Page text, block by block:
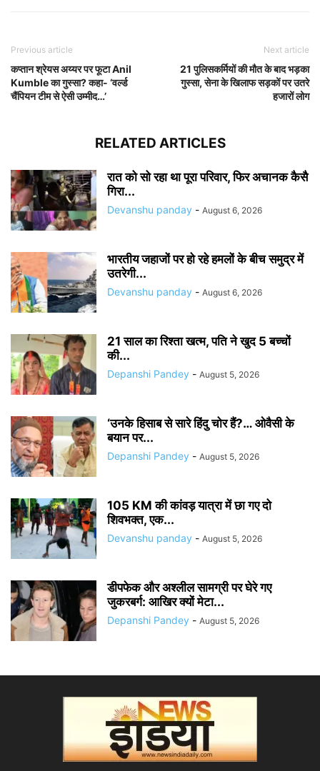
Previous article
कप्तान श्रेयस अय्यर पर फूटा Anil
Kumble का गुस्सा? कहा- ‘वर्ल्ड
चैंपियन टीम से ऐसी उम्मीद…’
Next article
21 पुलिसकर्मियों की मौत के बाद भड़का
गुस्सा, सेना के खिलाफ सड़कों पर उतरे
हजारों लोग
RELATED ARTICLES
रात को सो रहा था पूरा परिवार, फिर अचानक कैसै
गिरा...
Devanshu panday - August 6, 2026
भारतीय जहाजों पर हो रहे हमलों के बीच समुद्र में
उतरेगी...
Devanshu panday - August 6, 2026
21 साल का रिश्ता खत्म, पति ने खुद 5 बच्चों
की...
Depanshi Pandey - August 5, 2026
‘उनके हिसाब से सारे हिंदु चोर हैं?… ओवैसी के
बयान पर...
Depanshi Pandey - August 5, 2026
105 KM की कांवड़ यात्रा में छा गए दो
शिवभक्त, एक...
Devanshu panday - August 5, 2026
डीपफेक और अश्लील सामग्री पर घेरे गए
जुकरबर्ग: आखिर क्यों मेटा...
Depanshi Pandey - August 5, 2026